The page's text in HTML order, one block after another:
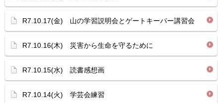
R7.10.17(金) 山の学習説明会とゲートキーパー講習会
R7.10.16(木) 災害から生命を守るために
R7.10.15(水) 読書感想画
R7.10.14(火) 学芸会練習